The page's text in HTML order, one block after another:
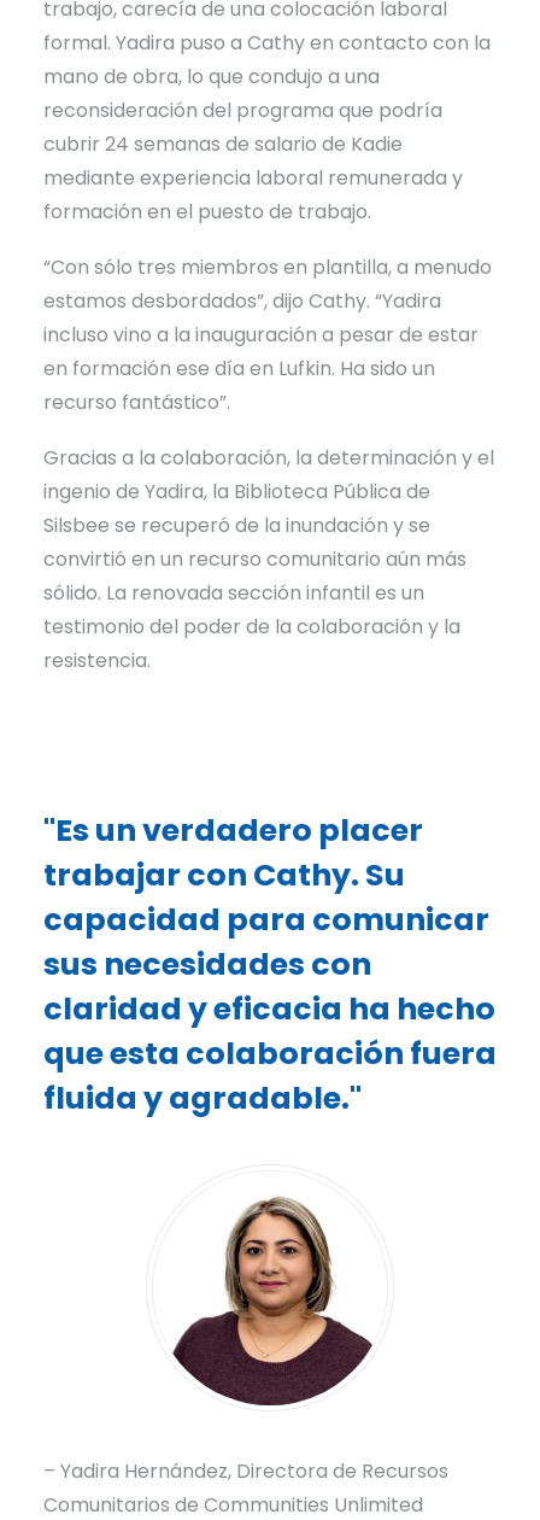
trabajo, carecía de una colocación laboral
formal. Yadira puso a Cathy en contacto con la
mano de obra, lo que condujo a una
reconsideración del programa que podría
cubrir 24 semanas de salario de Kadie
mediante experiencia laboral remunerada y
formación en el puesto de trabajo.
“Con sólo tres miembros en plantilla, a menudo
estamos desbordados”, dijo Cathy. “Yadira
incluso vino a la inauguración a pesar de estar
en formación ese día en Lufkin. Ha sido un
recurso fantástico”.
Gracias a la colaboración, la determinación y el
ingenio de Yadira, la Biblioteca Pública de
Silsbee se recuperó de la inundación y se
convirtió en un recurso comunitario aún más
sólido. La renovada sección infantil es un
testimonio del poder de la colaboración y la
resistencia.
"Es un verdadero placer
trabajar con Cathy. Su
capacidad para comunicar
sus necesidades con
claridad y eficacia ha hecho
que esta colaboración fuera
fluida y agradable."
– Yadira Hernández, Directora de Recursos
Comunitarios de Communities Unlimited